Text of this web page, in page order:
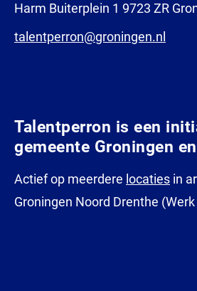
Harm Buiterplein 1 9723 ZR
talentperron@groningen.nl
Talentperron is een
gemeente Groningen
Actief op meerdere locaties in
Groningen Noord Drenthe